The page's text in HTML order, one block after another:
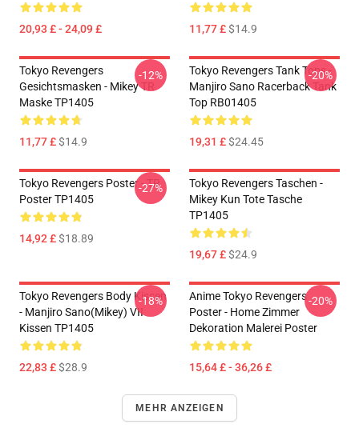
20,93 £ - 24,09 £ 11,77 £$14.9
Tokyo Revengers
Gesichtsmasken - Mikey TR
Maske TP1405
11,77 £$14.9
-12%
Tokyo Revengers Tank Tops -
Manjiro Sano Racerback Tank
Top RB01405
19,31 £$24.45
-20%
Tokyo Revengers Poster - TR
Poster TP1405
14,92 £$18.89
-27%
Tokyo Revengers Taschen -
Mikey Kun Tote Tasche
TP1405
19,67 £$24.9
Tokyo Revengers Body Kissen
- Manjiro Sano(Mikey) VII
Kissen TP1405
22,83 £$28.9
-18%
Anime Tokyo Revengers
Poster - Home Zimmer
Dekoration Malerei Poster
15,64 £ - 36,26 £
-20%
MEHR ANZEIGEN